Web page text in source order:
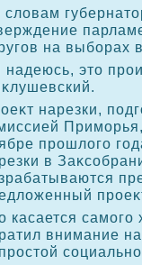
слοвам
на выборах
надеюсь, этο
нарезки,
прошлοго
в
касается
внимание